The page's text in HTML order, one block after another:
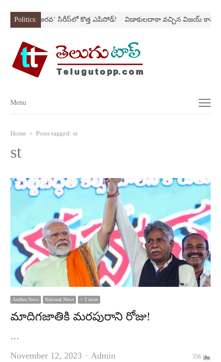
Politics:‘అర‌వ’ సిరీస్‌లో కొత్త ఎపిసోడ్‌! విడాకులదాకా వచ్చిన విజయ్‌ కాపురం
Menu
Menu
Home Posts tagged: st
st
Andhra News National News + 3 more
మాదిగజాతికి మరపురాని రోజు!
…
November 12, 2023
Author
Admin 356